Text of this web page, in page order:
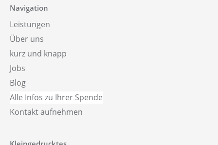
Navigation
Leistungen
Über uns
kurz und knapp
Jobs
Blog
Alle Infos zu Ihrer Spende
Kontakt aufnehmen